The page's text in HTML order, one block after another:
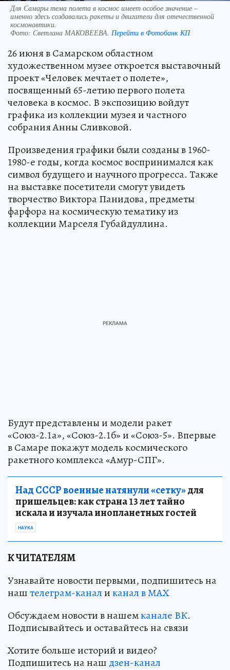
Для Самары тема полета в космос имеет особое значение –
именно здесь создавались ракеты и двигатели для отечественной
космонавтики.
Фото: Светлана МАКОВЕЕВА. Перейти в Фотобанк КП
26 июня в Самарском областном
художественном музее откроется выставочный
проект «Человек мечтает о полете»,
посвященный 65-летию первого полета
человека в космос. В экспозицию войдут
графика из коллекции музея и частного
собрания Анны Сливковой.
Произведения графики были созданы в 1960-
1980-е годы, когда космос воспринимался как
символ будущего и научного прогресса. Также
на выставке посетители смогут увидеть
творчество Виктора Панидова, предметы
фарфора на космическую тематику из
коллекции Марселя Губайдуллина.
Будут представлены и модели ракет
«Союз-2.1а», «Союз-2.1б» и «Союз-5». Впервые
в Самаре покажут модель космического
ракетного комплекса «Амур-СПГ».
Над СССР военные натянули «сетку»для
пришельцев: как страна 13 лет тайно
искала и изучала инопланетных гостей
НАУКА
К ЧИТАТЕЛЯМ
Узнавайте новости первыми, подпишитесь на
наштелеграм-каналиканал в МАХ
Обсуждаем новости в нашемканале ВК.
Подписывайтесь и оставайтесь на связи
Хотите больше историй и видео?
Подпишитесь на наш дзен-канал